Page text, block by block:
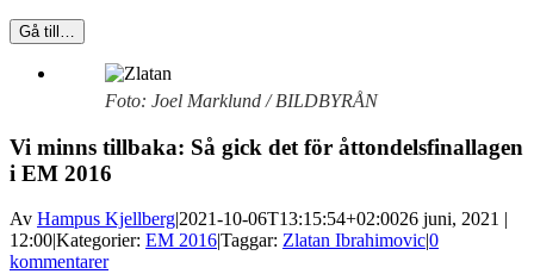
Gå till…
Foto: Joel Marklund / BILDBYRÅN
Vi minns tillbaka: Så gick det för åttondelsfinallagen
i EM 2016
Av Hampus Kjellberg|2021-10-06T13:15:54+02:0026 juni, 2021 |
12:00|Kategorier: EM 2016|Taggar: Zlatan Ibrahimovic|0
kommentarer